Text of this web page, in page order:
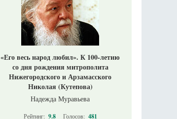
«Его весь народ любил». К 100-летию
со дня рождения митрополита
Нижегородского и Арзамасского
Николая (Кутепова)
Надежда Муравьева
Рейтинг: 9.8 Голосов: 481